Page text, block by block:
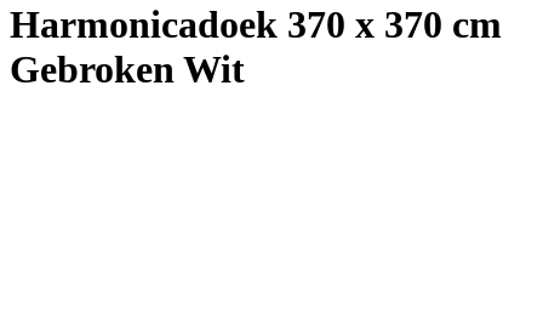
Harmonicadoek 370 x 370 cm
Gebroken Wit